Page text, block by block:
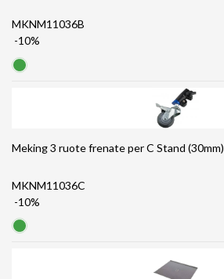
MKNM11036B
-10%
Meking 3 ruote frenate per C Stand (30mm)
MKNM11036C
-10%